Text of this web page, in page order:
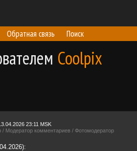
Обратная связь Поиск
Coolpix
23:11 MSK
/ Модератор комментариев / Фотомодератор